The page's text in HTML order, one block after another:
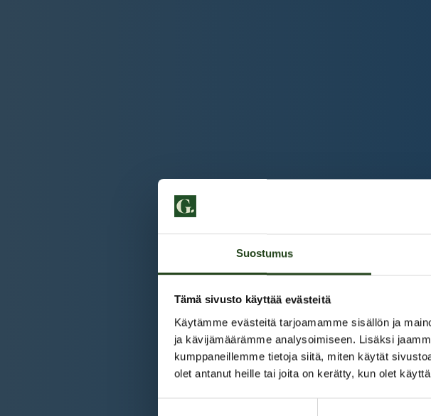
Suostumus
Tämä sivusto käyttää evästeitä
Käytämme evästeitä tarjoamamme sisällön ja
ja kävijämäärämme analysoimiseen. Lisäksi
kumppaneillemme tietoja siitä, miten käytät
olet antanut heille tai joita on kerätty, kun olet
Et ole